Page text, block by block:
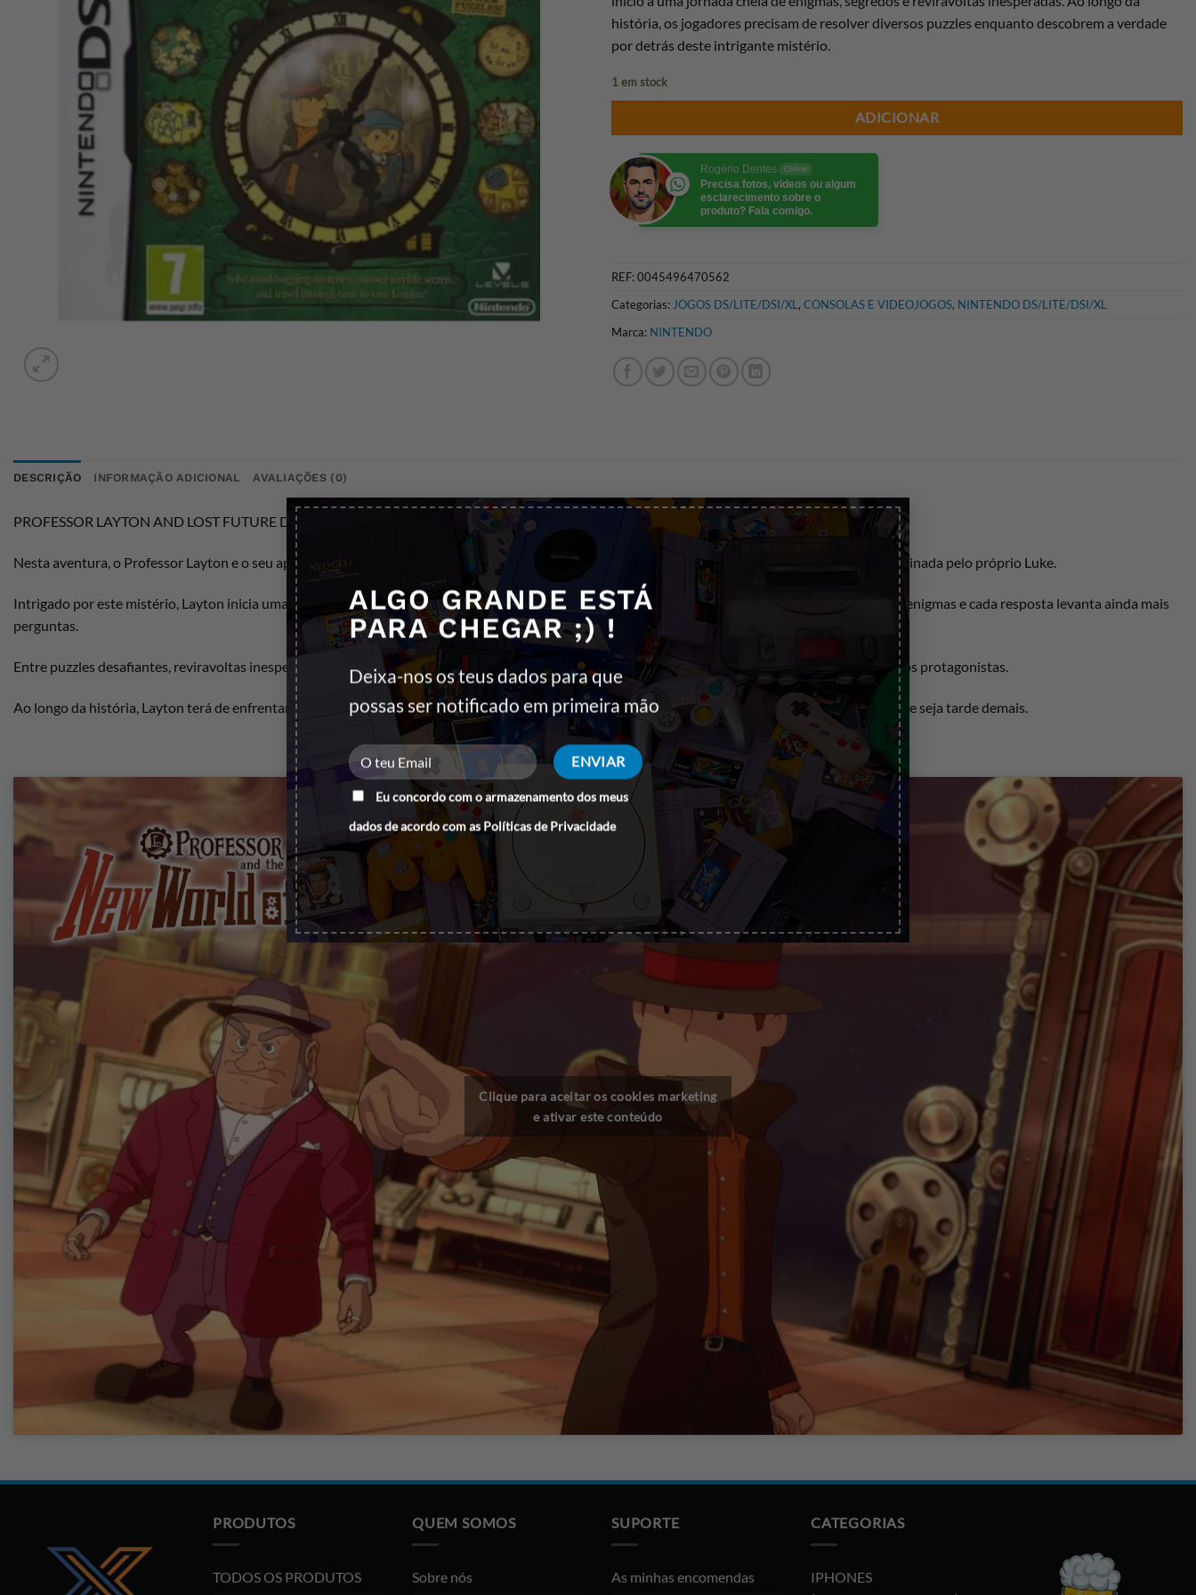
ALGO GRANDE ESTÁ
PARA CHEGAR ;) !
Deixa-nos os teus dados para que
possas ser notificado em primeira mão
Eu concordo com o armazenamento dos meus
dados de acordo com as Políticas de Privacidade
×
história, os jogadores precisam de resolver diversos puzzles enquanto descobrem a verdade
por detrás deste intrigante mistério.
1 em stock
ADICIONAR
Rogério Dentes Online
Precisa fotos, videos ou algum
esclarecimento sobre o
produto? Fala comigo.
REF:0045496470562
Categorias:JOGOS DS/LITE/DSI/XL, CONSOLAS E VIDEOJOGOS, NINTENDO DS/LITE/DSI/XL
Marca: NINTENDO
DESCRIÇÃO INFORMAÇÃO ADICIONAL AVALIAÇÕES (0)
PROFESSOR LAYTON AND LOST FUTURE DS é uma das histórias mais marcantes e emocionantes da famosa saga de mistério e puzzles.
Nesta aventura, o Professor Layton e o seu aprendiz, Luke, deparam-se com um caso verdadeiramente impossível: uma carta enviada do futuro… assinada pelo próprio Luke.
Intrigado por este mistério, Layton inicia uma investigação que o levará por uma Londres sombria e cheia de segredos, onde cada pista revela novos enigmas e cada resposta levanta ainda mais
perguntas.
Entre puzzles desafiantes, reviravoltas inesperadas e momentos emocionantes, esta aventura coloca à prova a inteligência, a coragem e a amizade dos protagonistas.
Ao longo da história, Layton terá de enfrentar um dos maiores mistérios da sua vida, numa corrida contra o tempo para descobrir a verdade antes que seja tarde demais.
Clique para aceitar os cookies marketing
e ativar este conteúdo
PRODUTOS
TODOS OS PRODUTOS
QUEM SOMOS
Sobre nós
SUPORTE
As minhas encomendas
CATEGORIAS
IPHONES